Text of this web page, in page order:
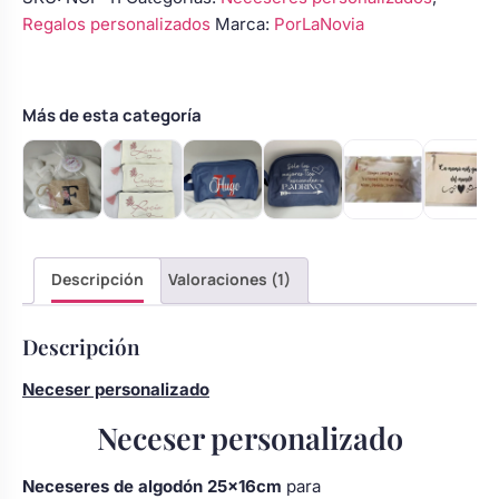
bebé boda
25×16
Modelo
4
cantidad
Regalos personalizados Marca: PorLaNovia
Más de esta categoría
Descripción Valoraciones (1)
Descripción
Neceser personalizado
Neceser personalizado
Neceseres de algodón 25×16cm para